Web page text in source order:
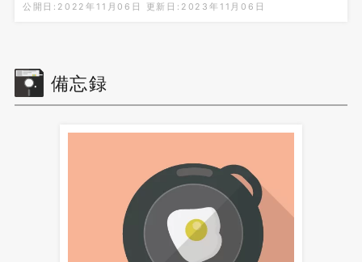
公開日:2022年11月06日 更新日:2023年11月06日
備忘録